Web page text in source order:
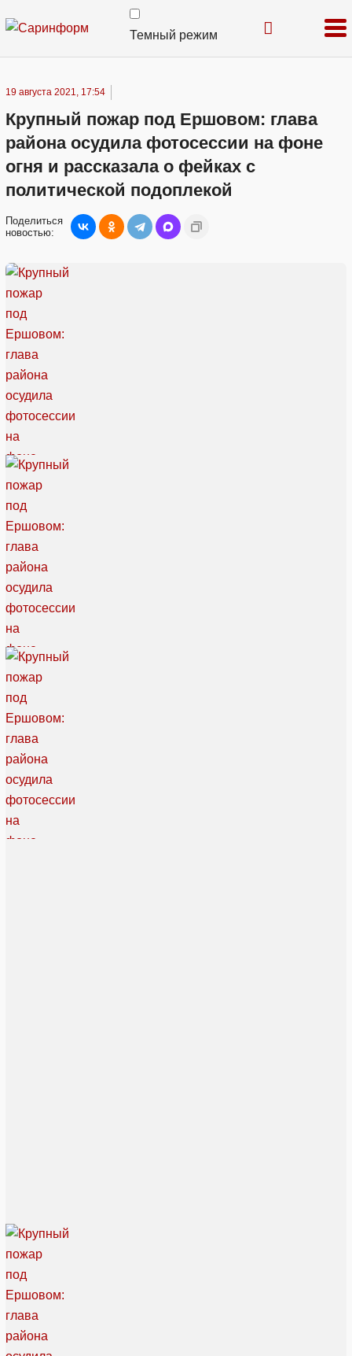
Темный режим
19 августа 2021, 17:54
Крупный пожар под Ершовом: глава
района осудила фотосессии на фоне
огня и рассказала о фейках с
политической подоплекой
Поделиться
новостью: